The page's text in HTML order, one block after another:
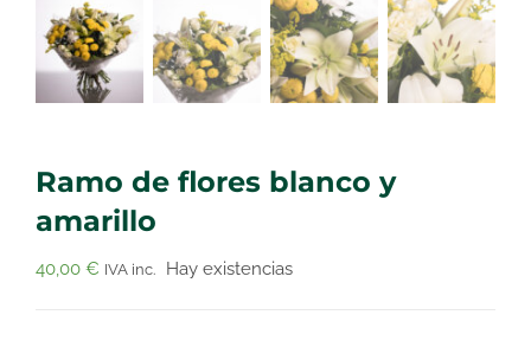
Ramo de flores blanco y
amarillo
40,00 € IVA inc. Hay existencias